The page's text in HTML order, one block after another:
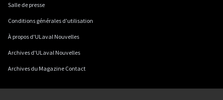
Salle de presse
Conditions générales d'utilisation
À propos d'ULaval Nouvelles
Archives d'ULaval Nouvelles
Archives du Magazine Contact